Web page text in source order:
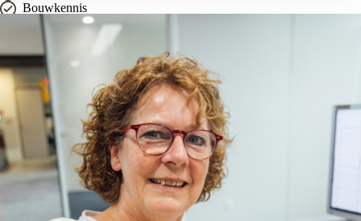
Bouwkennis
Praktijkgericht
Flexibel
Bekijk alle trainingen